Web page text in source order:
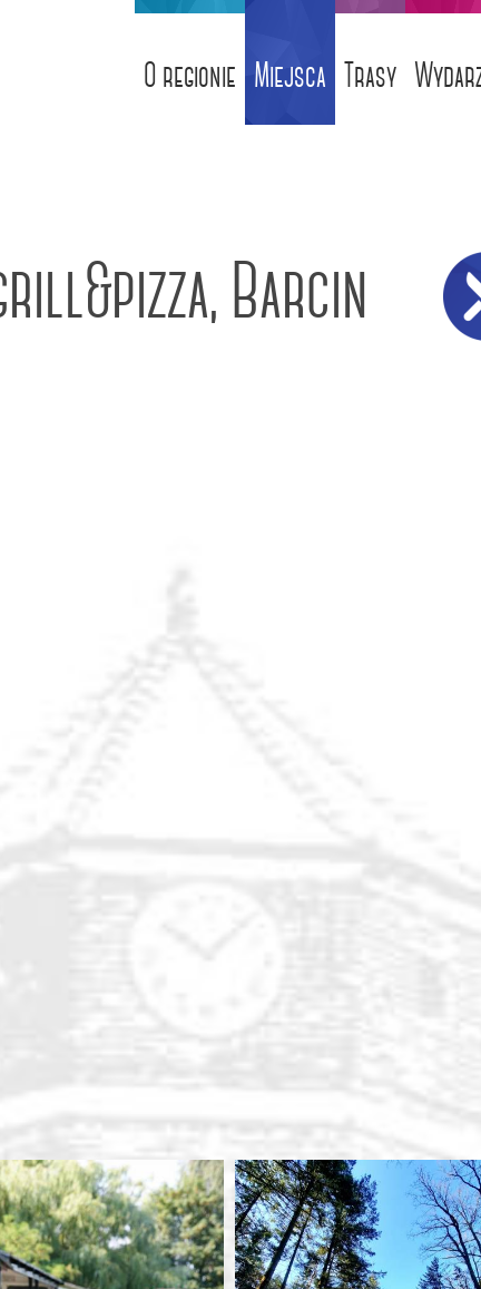
O regionie Miejsca Trasy
Barcin